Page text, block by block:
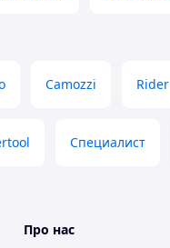
Camozzi Rider
Специалист
Про нас